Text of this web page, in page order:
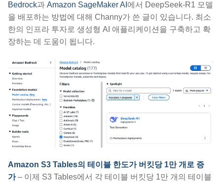
Bedrock과 Amazon SageMaker AI 에서 DeepSeek-R1 모델
을 배포하는 방법에 대해 Channy가 쓴 글이 있습니다. 최소
한의 인프라 투자로 생성형 AI 애플리케이션을 구축하고 확
장하는 데 도움이 됩니다.
Amazon S3 Tables의 테이블 한도가 버킷당 1만 개로 증
가– 이제 S3 Tables에서 각 테이블 버킷당 1만 개의 테이블